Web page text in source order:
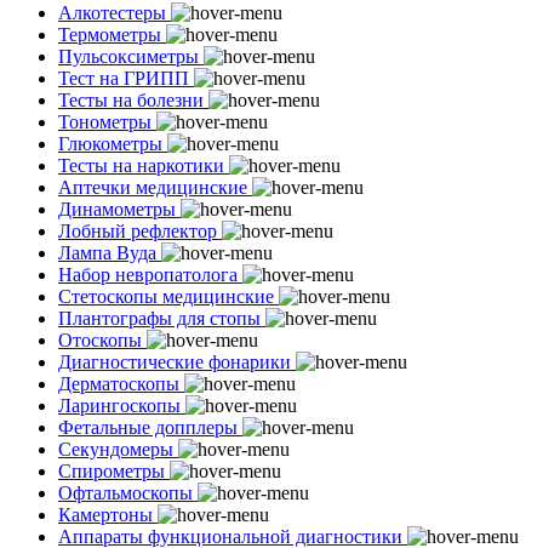
Алкотестеры
Термометры
Пульсоксиметры
Тест на ГРИПП
Тесты на болезни
Тонометры
Глюкометры
Тесты на наркотики
Аптечки медицинские
Динамометры
Лобный рефлектор
Лампа Вуда
Набор невропатолога
Стетоскопы медицинские
Плантографы для стопы
Отоскопы
Диагностические фонарики
Дерматоскопы
Ларингоскопы
Фетальные допплеры
Секундомеры
Спирометры
Офтальмоскопы
Камертоны
Аппараты функциональной диагностики